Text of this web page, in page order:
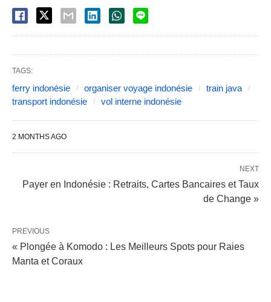
TAGS:
ferry indonésie organiser voyage indonésie
train java
transport indonésie
vol interne indonésie
2 MONTHS AGO
NEXT
Payer en Indonésie : Retraits, Cartes Bancaires et Taux
de Change »
PREVIOUS
« Plongée à Komodo : Les Meilleurs Spots pour Raies
Manta et Coraux